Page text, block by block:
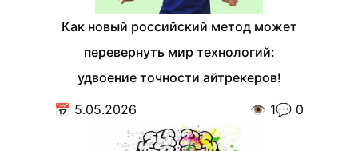
Как новый российский метод может
перевернуть мир технологий:
удвоение точности айтрекеров!
📅 5.05.2026 👁️ 1💬 0